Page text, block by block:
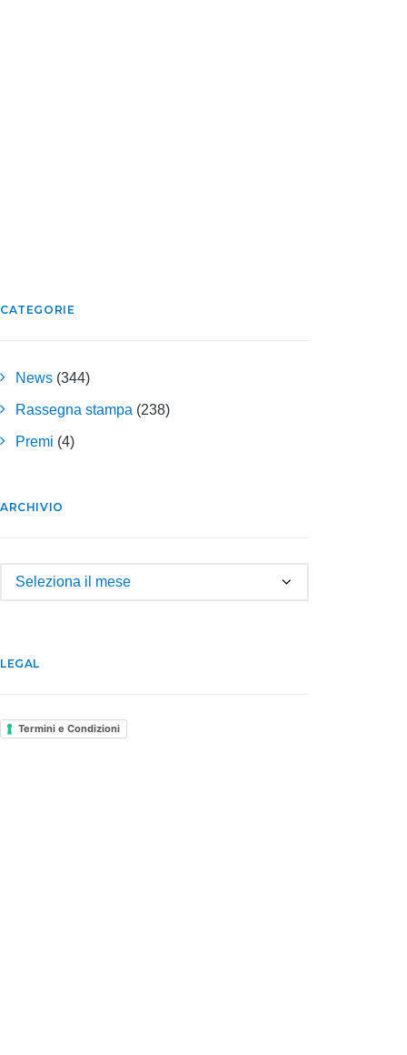
CATEGORIE
News (344)
Rassegna stampa (238)
Premi (4)
ARCHIVIO
Archivio
LEGAL
Termini e Condizioni